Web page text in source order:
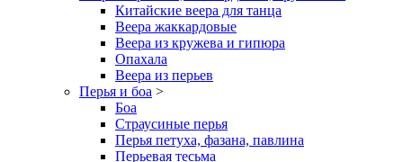
Китайские веера для танца
Веера жаккардовые
Веера из кружева и гипюра
Опахала
Веера из перьев
Перья и боа >
Боа
Страусиные перья
Перья петуха, фазана, павлина
Перьевая тесьма